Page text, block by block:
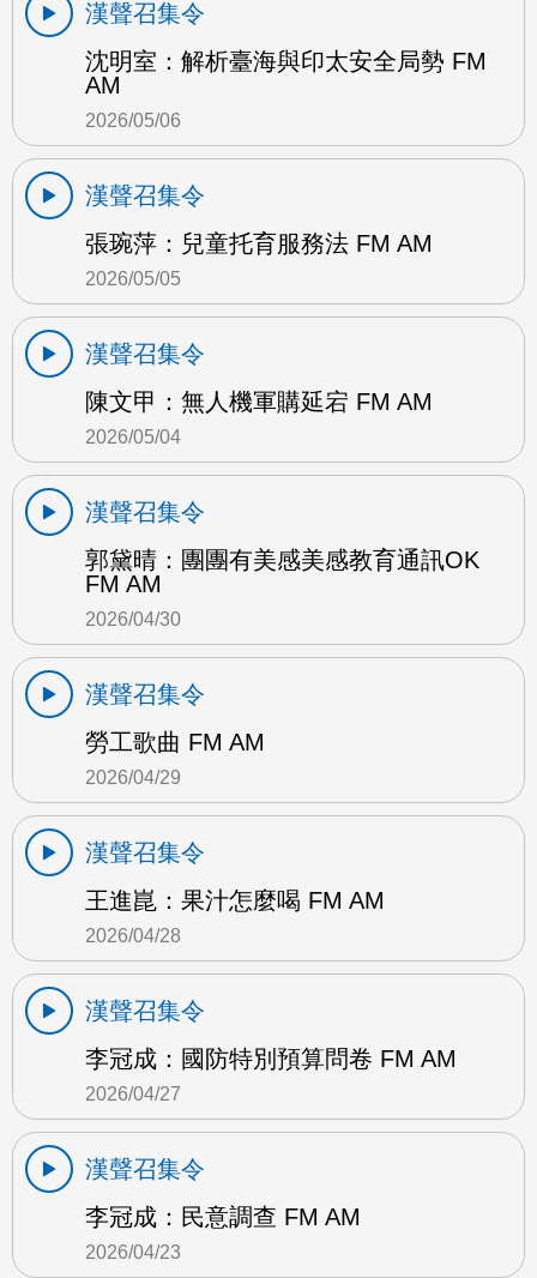
漢聲召集令
沈明室：解析臺海與印太安全局勢 FM
AM
2026/05/06
漢聲召集令
張琬萍：兒童托育服務法 FM AM
2026/05/05
漢聲召集令
陳文甲：無人機軍購延宕 FM AM
2026/05/04
漢聲召集令
郭黛晴：團團有美感美感教育通訊OK
FM AM
2026/04/30
漢聲召集令
勞工歌曲 FM AM
2026/04/29
漢聲召集令
王進崑：果汁怎麼喝 FM AM
2026/04/28
漢聲召集令
李冠成：國防特別預算問卷 FM AM
2026/04/27
漢聲召集令
李冠成：民意調查 FM AM
2026/04/23